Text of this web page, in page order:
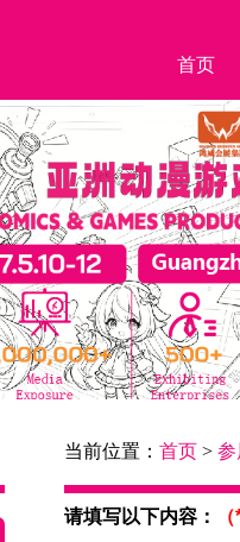
首页
当前位置： 首页 > 参
请填写以下内容：